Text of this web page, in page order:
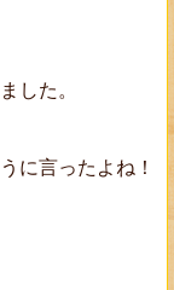
した。
に言ったよね！